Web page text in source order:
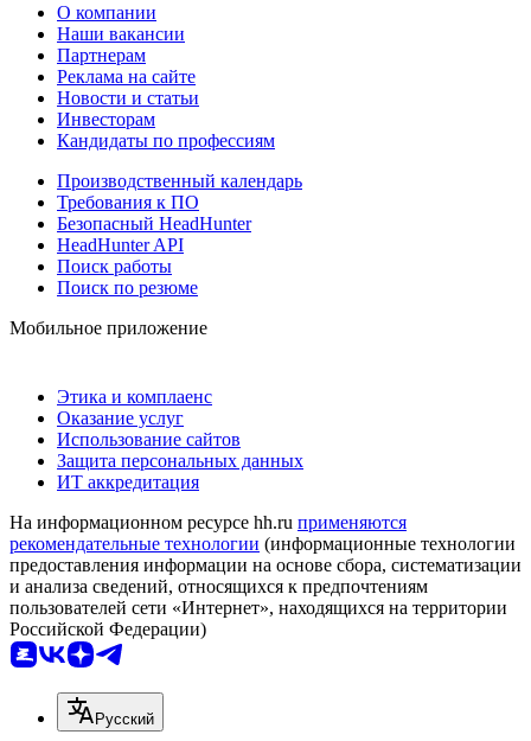
О компании
Наши вакансии
Партнерам
Реклама на сайте
Новости и статьи
Инвесторам
Кандидаты по профессиям
Производственный календарь
Требования к ПО
Безопасный HeadHunter
HeadHunter API
Поиск работы
Поиск по резюме
Мобильное приложение
Этика и комплаенс
Оказание услуг
Использование сайтов
Защита персональных данных
ИТ аккредитация
На информационном ресурсе hh.ru применяются
рекомендательные технологии (информационные технологии
предоставления информации на основе сбора, систематизации
и анализа сведений, относящихся к предпочтениям
пользователей сети «Интернет», находящихся на территории
Российской Федерации)
Русский